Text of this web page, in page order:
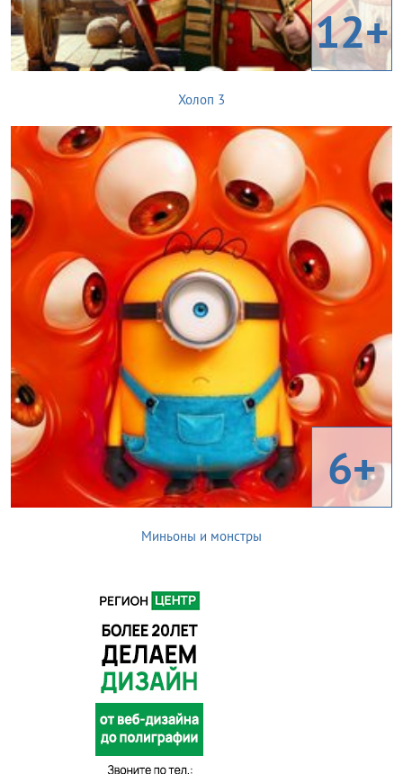
12+
Холоп 3
6+
Миньоны и монстры